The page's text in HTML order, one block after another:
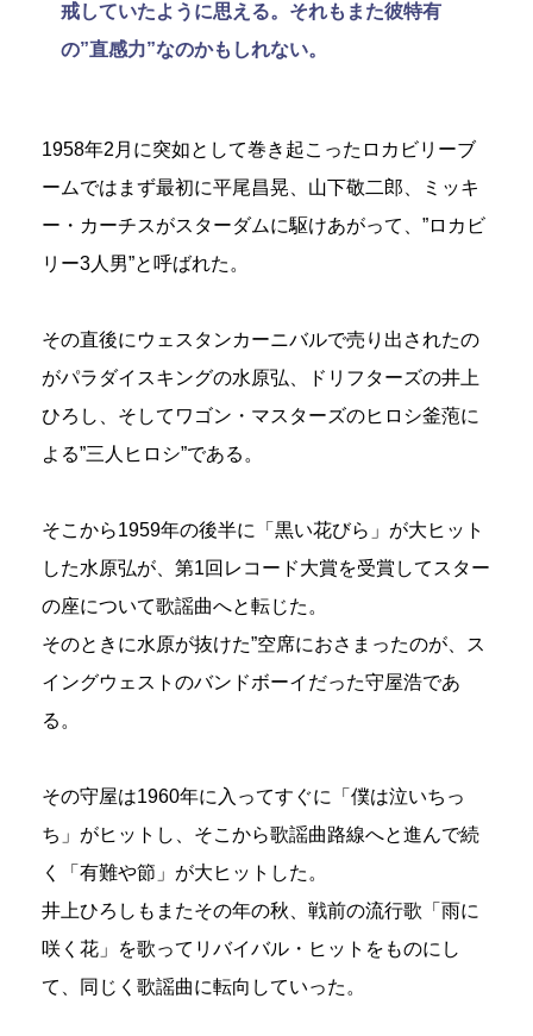
戒していたように思える。それもまた彼特有
の”直感力”なのかもしれない。
1958年2月に突如として巻き起こったロカビリーブ
ームではまず最初に平尾昌晃、山下敬二郎、ミッキ
ー・カーチスがスターダムに駆けあがって、”ロカビ
リー3人男”と呼ばれた。
その直後にウェスタンカーニバルで売り出されたの
がパラダイスキングの水原弘、ドリフターズの井上
ひろし、そしてワゴン・マスターズのヒロシ釜萢に
よる”三人ヒロシ”である。
そこから1959年の後半に「黒い花びら」が大ヒット
した水原弘が、第1回レコード大賞を受賞してスター
の座について歌謡曲へと転じた。
そのときに水原が抜けた”空席におさまったのが、ス
イングウェストのバンドボーイだった守屋浩であ
る。
その守屋は1960年に入ってすぐに「僕は泣いちっ
ち」がヒットし、そこから歌謡曲路線へと進んで続
く「有難や節」が大ヒットした。
井上ひろしもまたその年の秋、戦前の流行歌「雨に
咲く花」を歌ってリバイバル・ヒットをものにし
て、同じく歌謡曲に転向していった。